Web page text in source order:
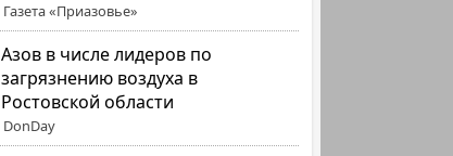
Газета «Приазовье»
Азов в числе лидеров по
загрязнению воздуха в
Ростовской области
DonDay